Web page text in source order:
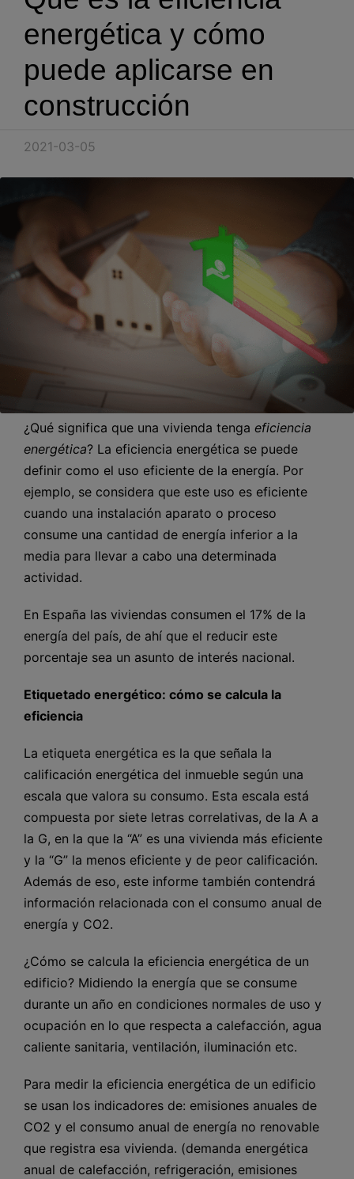
Blog
Partners
Español
Hablemos
energética y cómo
puede aplicarse en
construcción
2021-03-05
¿Qué significa que una vivienda tenga eficiencia
energética? La eficiencia energética se puede
definir como el uso eficiente de la energía. Por
ejemplo, se considera que este uso es eficiente
cuando una instalación aparato o proceso
consume una cantidad de energía inferior a la
media para llevar a cabo una determinada
actividad.
En España las viviendas consumen el 17% de la
energía del país, de ahí que el reducir este
porcentaje sea un asunto de interés nacional.
Etiquetado energético: cómo se calcula la
eficiencia
La etiqueta energética es la que señala la
calificación energética del inmueble según una
escala que valora su consumo. Esta escala está
compuesta por siete letras correlativas, de la A a
la G, en la que la “A” es una vivienda más eficiente
y la “G” la menos eficiente y de peor calificación.
Además de eso, este informe también contendrá
información relacionada con el consumo anual de
energía y CO2.
¿Cómo se calcula la eficiencia energética de un
edificio? Midiendo la energía que se consume
durante un año en condiciones normales de uso y
ocupación en lo que respecta a calefacción, agua
caliente sanitaria, ventilación, iluminación etc.
Para medir la eficiencia energética de un edificio
se usan los indicadores de: emisiones anuales de
CO2 y el consumo anual de energía no renovable
que registra esa vivienda. (demanda energética
anual de calefacción, refrigeración, emisiones